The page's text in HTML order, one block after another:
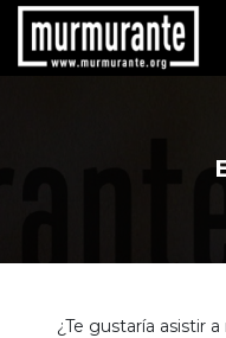
¿Te gustaría asistir